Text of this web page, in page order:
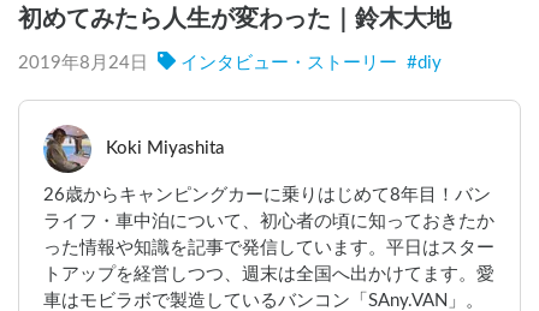
初めてみたら人生が変わった｜鈴木大地
2019年8月24日 インタビュー・ストーリー #diy
Koki Miyashita
26歳からキャンピングカーに乗りはじめて8年目！バン
ライフ・車中泊について、初心者の頃に知っておきたか
った情報や知識を記事で発信しています。平日はスター
トアップを経営しつつ、週末は全国へ出かけてます。愛
車はモビラボで製造しているバンコン「SAny.VAN」。